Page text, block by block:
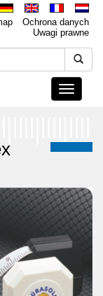
Ochrona danych
Uwagi prawne
Toggle